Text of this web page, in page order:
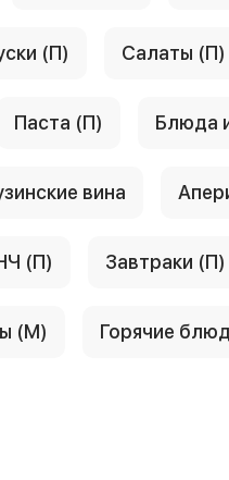
(П) Салаты (П)
Паста (П) Блюда
вина
(П) Завтраки (П)
(М) Горячие